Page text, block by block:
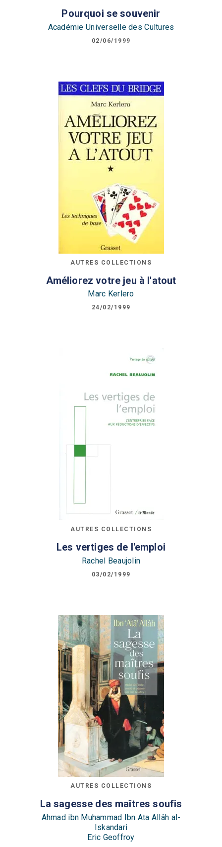
Pourquoi se souvenir
Académie Universelle des Cultures
02/06/1999
AUTRES COLLECTIONS
Améliorez votre jeu à l'atout
Marc Kerlero
24/02/1999
AUTRES COLLECTIONS
Les vertiges de l'emploi
Rachel Beaujolin
03/02/1999
AUTRES COLLECTIONS
La sagesse des maîtres soufis
Ahmad ibn Muhammad Ibn Ata Allâh al-
Iskandari
Eric Geoffroy